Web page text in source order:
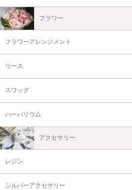
フラワー
フラワーアレンジメント
リース
スワッグ
ハーバリウム
アクセサリー
レジン
シルバーアクセサリー